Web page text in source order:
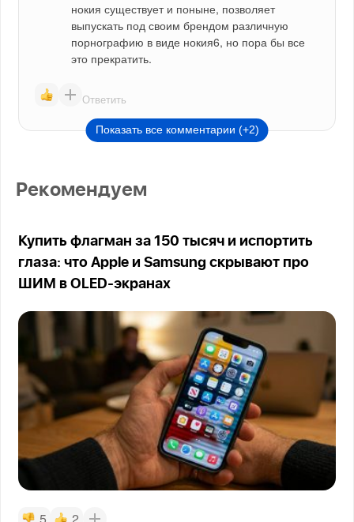
нокия существует и поныне, позволяет
выпускать под своим брендом различную
порнографию в виде нокия6, но пора бы все
это прекратить.
Ответить
Показать все комментарии (+2)
Рекомендуем
Купить флагман за 150 тысяч и испортить
глаза: что Apple и Samsung скрывают про
ШИМ в OLED-экранах